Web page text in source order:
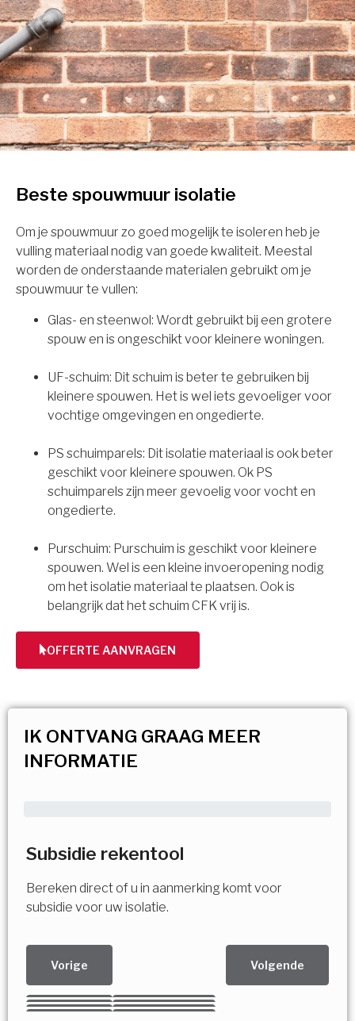
Beste spouwmuur isolatie
Om je spouwmuur zo goed mogelijk te isoleren heb je
vulling materiaal nodig van goede kwaliteit. Meestal
worden de onderstaande materialen gebruikt om je
spouwmuur te vullen:
Glas- en steenwol: Wordt gebruikt bij een grotere
spouw en is ongeschikt voor kleinere woningen.
UF-schuim: Dit schuim is beter te gebruiken bij
kleinere spouwen. Het is wel iets gevoeliger voor
vochtige omgevingen en ongedierte.
PS schuimparels: Dit isolatie materiaal is ook beter
geschikt voor kleinere spouwen. Ok PS
schuimparels zijn meer gevoelig voor vocht en
ongedierte.
Purschuim: Purschuim is geschikt voor kleinere
spouwen. Wel is een kleine invoeropening nodig
om het isolatie materiaal te plaatsen. Ook is
belangrijk dat het schuim CFK vrij is.
OFFERTE AANVRAGEN
IK ONTVANG GRAAG MEER
INFORMATIE
Subsidie rekentool
Bereken direct of u in aanmerking komt voor
subsidie voor uw isolatie.
Vorige Volgende
Kies uw Isolatiemaatregel
Vorige Volgende